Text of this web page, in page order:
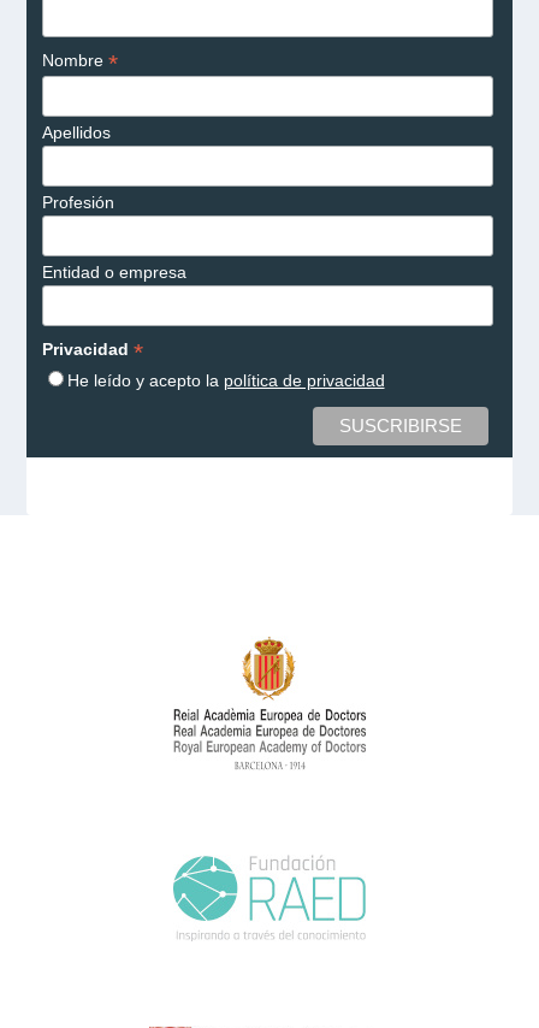
Nombre *
Apellidos
Profesión
Entidad o empresa
Privacidad *
He leído y acepto la política de privacidad